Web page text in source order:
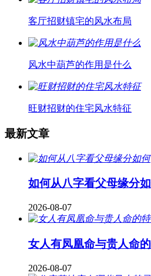
客厅招财镇宅的风水布局
风水中葫芦的作用是什么
旺财招财的住宅风水特征
最新文章
如何从八字看父母缘分
2026-08-07
女人有凤凰命与贵人命
2026-08-07